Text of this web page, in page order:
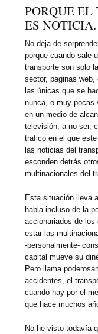
PORQUE EL
ES NOTICIA.
No deja de
porque cuando sale
transporte son solo
sector, paginas web,
las únicas que se
nunca, o muy pocas
en un medio de
televisión, a no ser,
trafico en el que
las noticias del
esconden detrás
multinacionales del
Esta situación lleva
habla incluso de la
accionariados de los
estar las
-personalmente-
capital mueve su
Pero llama
accidentes, el
cuando hay por el
que hace muchos
No he visto todavía